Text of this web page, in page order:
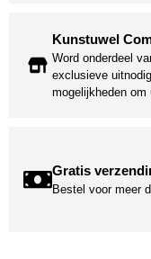
Kunstuwel
Word onderdeel
exclusieve
mogelijkheden om
Gratis
Bestel voor meer